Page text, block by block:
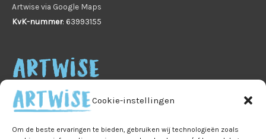
Cookie-instellingen
Om de beste ervaringen te bieden, gebruiken wij technologieën zoals
Artwise via Google Maps
KvK-nummer: 63993155